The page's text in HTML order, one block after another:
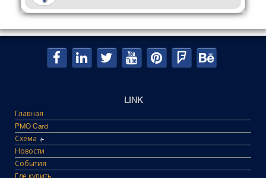
LINK
Главная
PMO Card
Схема
Новости
События